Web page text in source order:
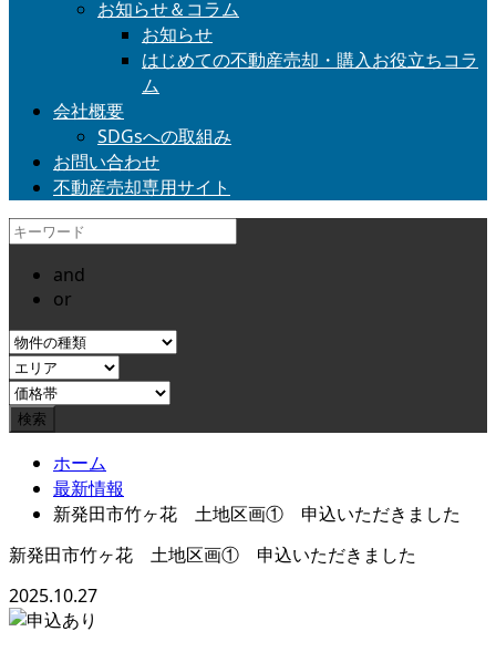
お知らせ＆コラム
お知らせ
はじめての不動産売却・購入お役立ちコラ
ム
会社概要
SDGsへの取組み
お問い合わせ
不動産売却専用サイト
and
or
ホーム
最新情報
新発田市竹ヶ花 土地区画① 申込いただきました
新発田市竹ヶ花 土地区画① 申込いただきました
2025.10.27